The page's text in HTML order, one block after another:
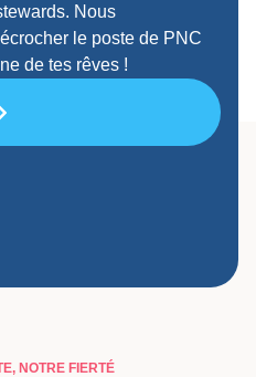
Nous
le poste de PNC
de tes rêves !
NOTRE FIERTÉ